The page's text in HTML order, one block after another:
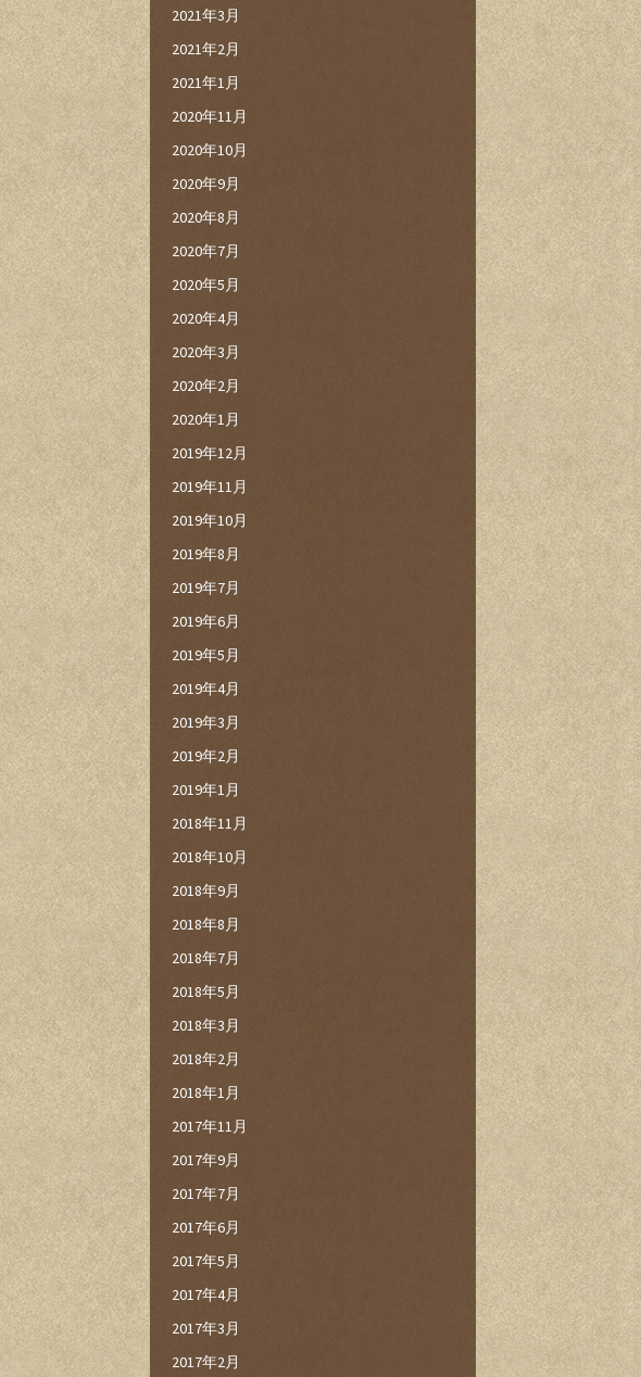
2021年3月
2021年2月
2021年1月
2020年11月
2020年10月
2020年9月
2020年8月
2020年7月
2020年5月
2020年4月
2020年3月
2020年2月
2020年1月
2019年12月
2019年11月
2019年10月
2019年8月
2019年7月
2019年6月
2019年5月
2019年4月
2019年3月
2019年2月
2019年1月
2018年11月
2018年10月
2018年9月
2018年8月
2018年7月
2018年5月
2018年3月
2018年2月
2018年1月
2017年11月
2017年9月
2017年7月
2017年6月
2017年5月
2017年4月
2017年3月
2017年2月